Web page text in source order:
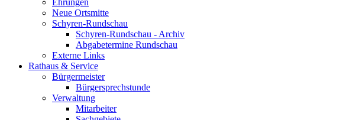
Ehrungen
Neue Ortsmitte
Schyren-Rundschau
Schyren-Rundschau - Archiv
Abgabetermine Rundschau
Externe Links
Rathaus & Service
Bürgermeister
Bürgersprechstunde
Verwaltung
Mitarbeiter